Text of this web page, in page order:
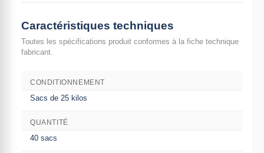
Caractéristiques techniques
Toutes les spécifications produit conformes à la fiche technique
fabricant.
CONDITIONNEMENT
Sacs de 25 kilos
QUANTITÉ
40 sacs